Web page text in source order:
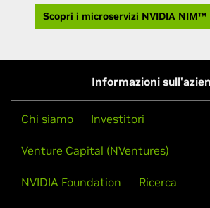
Scopri i microservizi NVIDIA NIM™
Informazioni
Chi siamo Investitori
Venture Capital (NVentures)
NVIDIA Foundation Ricerca